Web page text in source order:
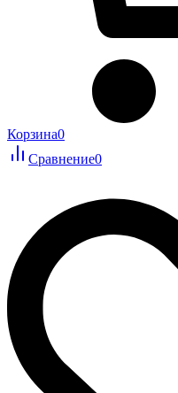
Корзина0
Сравнение0